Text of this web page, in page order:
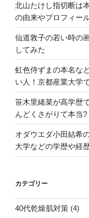
北山たけし指切断は
の由来やプロフィー
仙道敦子の若い時の
してみた
虹色侍ずまの本名な
い人！京都産業大学
笹木里緒菜が高学歴
んどくさがりて本当?
オダウエダ小田結希
大学などの学歴や経
カテゴリー
40代乾燥肌対策 (4)